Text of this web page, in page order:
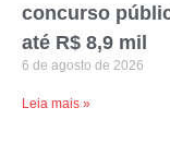
concurso
até R$ 8,9 mil
6 de agosto de 2026
Leia mais »